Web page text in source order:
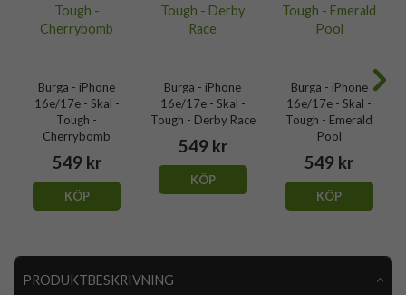
Burga - iPhone
16e/17e - Skal -
Tough -
Cherrybomb
549 kr
KÖP
Burga - iPhone
16e/17e - Skal -
Tough - Derby Race
549 kr
KÖP
Burga - iPhone
16e/17e - Skal -
Tough - Emerald
Pool
549 kr
KÖP
PRODUKTBESKRIVNING